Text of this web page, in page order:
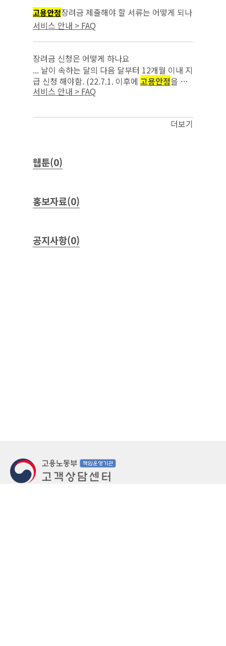
고용안정장려금 제출해야 할 서류는 어떻게 되나
요...
서비스 안내 > FAQ
장려금 신청은 어떻게 하나요
... 날이 속하는 달의 다음 달부터 12개월 이내 지
급 신청 해야함. (22.7.1. 이후에 고용안정을 위
한 조치를 이행한 사업주부터 적용)(‘22.7.18.시
서비스 안내 > FAQ
더보기
웹툰(0)
홍보자료(0)
공지사항(0)